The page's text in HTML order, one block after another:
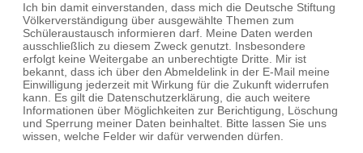
Ich bin damit einverstanden, dass mich die Deutsche Stiftung
Völkerverständigung über ausgewählte Themen zum
Schüleraustausch informieren darf. Meine Daten werden
ausschließlich zu diesem Zweck genutzt. Insbesondere
erfolgt keine Weitergabe an unberechtigte Dritte. Mir ist
bekannt, dass ich über den Abmeldelink in der E-Mail meine
Einwilligung jederzeit mit Wirkung für die Zukunft widerrufen
kann. Es gilt die Datenschutzerklärung, die auch weitere
Informationen über Möglichkeiten zur Berichtigung, Löschung
und Sperrung meiner Daten beinhaltet. Bitte lassen Sie uns
wissen, welche Felder wir dafür verwenden dürfen.